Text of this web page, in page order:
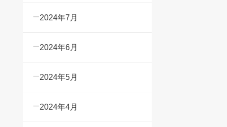
2024年7月
2024年6月
2024年5月
2024年4月